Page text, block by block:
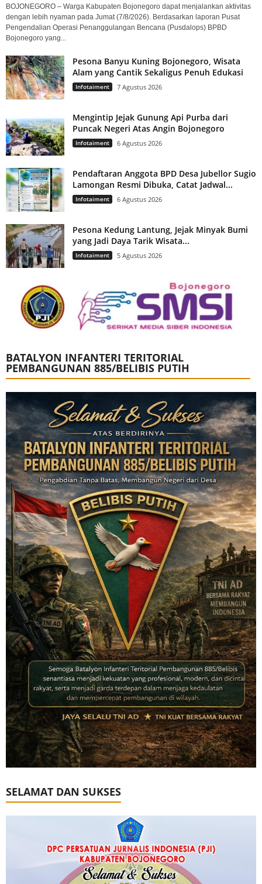
BOJONEGORO – Warga Kabupaten Bojonegoro dapat menjalankan aktivitas
dengan lebih nyaman pada Jumat (7/8/2026). Berdasarkan laporan Pusat
Pengendalian Operasi Penanggulangan Bencana (Pusdalops) BPBD
Bojonegoro yang...
Pesona Banyu Kuning Bojonegoro, Wisata
Alam yang Cantik Sekaligus Penuh Edukasi
Infotaiment 7 Agustus 2026
Mengintip Jejak Gunung Api Purba dari
Puncak Negeri Atas Angin Bojonegoro
Infotaiment 6 Agustus 2026
Pendaftaran Anggota BPD Desa Jubellor Sugio
Lamongan Resmi Dibuka, Catat Jadwal...
Infotaiment 6 Agustus 2026
Pesona Kedung Lantung, Jejak Minyak Bumi
yang Jadi Daya Tarik Wisata...
Infotaiment 5 Agustus 2026
BATALYON INFANTERI TERITORIAL
PEMBANGUNAN 885/BELIBIS PUTIH
SELAMAT DAN SUKSES